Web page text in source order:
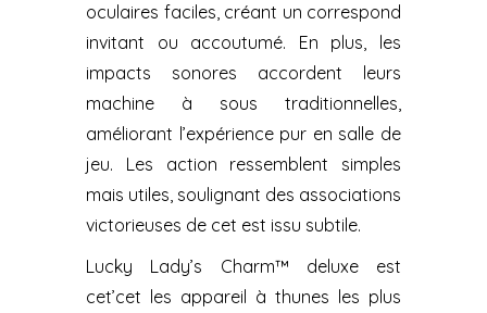
oculaires faciles, créant un correspond
invitant ou accoutumé. En plus, les
impacts sonores accordent leurs
machine à sous traditionnelles,
améliorant l’expérience pur en salle de
jeu. Les action ressemblent simples
mais utiles, soulignant des associations
victorieuses de cet est issu subtile.
Lucky Lady’s Charm™ deluxe est
cet’cet les appareil à thunes les plus